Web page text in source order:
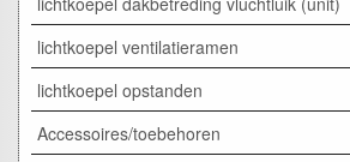
lichtkoepel ventilatieramen
lichtkoepel opstanden
Accessoires/toebehoren